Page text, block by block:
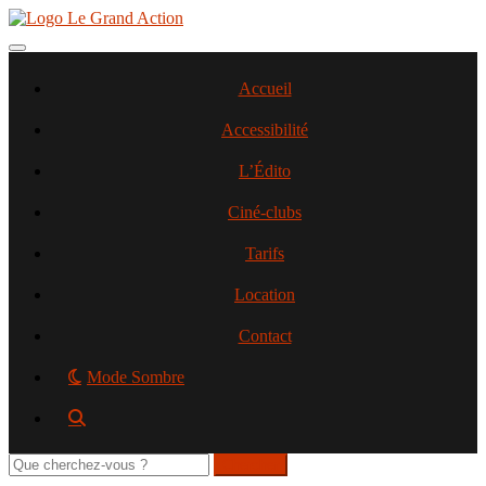
Aller
contenu
Toggle navigation
Accueil
Accessibilité
L’Édito
Ciné-clubs
Tarifs
Location
Contact
Mode Sombre
Rechercher
sur